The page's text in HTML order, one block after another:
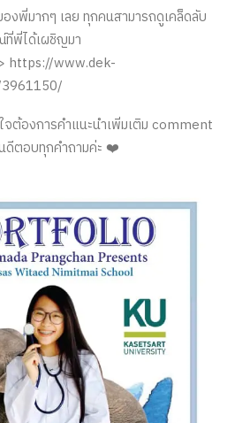
พี่มากๆ เลย ทุกคนสามารถดูเคล็ดลับ
ที่พี่ได้เผชิญมา
https://www.dek-
จต้องการคำแนะนำเพิ่มเติม comment
ดีตอบทุกคำถามค่ะ ❤️